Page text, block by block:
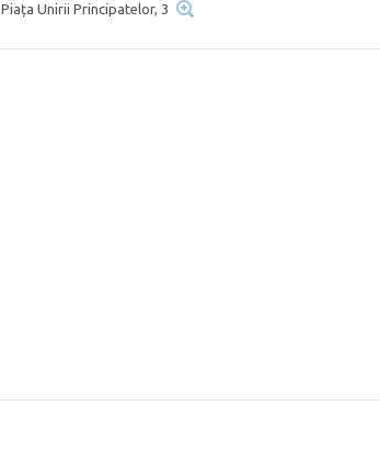
Piața Unirii Principatelor, 3